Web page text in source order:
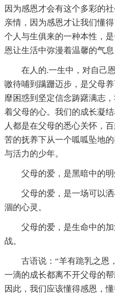
因为感恩才会有这个多彩的
亲情，因为感恩才让我们懂
个人与生俱来的一种本性，
恩让生活中弥漫着温馨的气息
在人的.一生中，对自己
嗷待哺到蹒跚迈步，是父母
靡困惑到坚定信念踌躇满志
着父母的心。我们的成长凝
人都是在父母的悉心关怀，
苦的抚养下从一个呱呱坠地
与活力的少年。
父母的爱，是黑暗中的
父母的爱，是一场可以
涸的心灵。
父母的爱，是生命中的
战。
古语说：“羊有跪乳之恩
一滴的成长都离不开父母的
因此，我们应该懂得感恩，懂